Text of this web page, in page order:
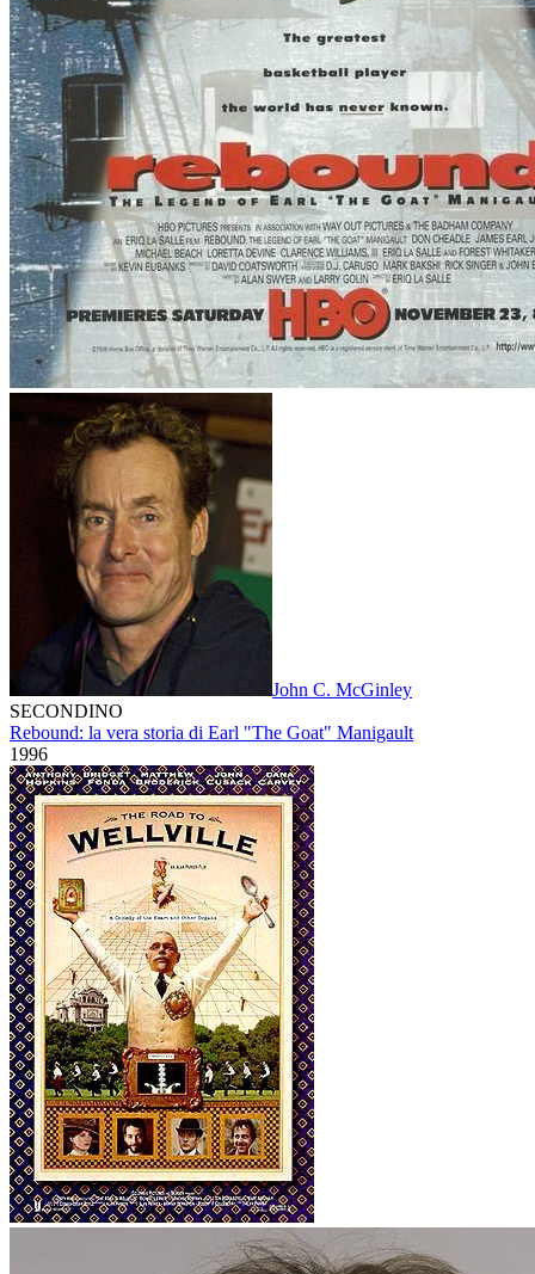
John C. McGinley
SECONDINO
Rebound: la vera storia di Earl "The Goat" Manigault
1996